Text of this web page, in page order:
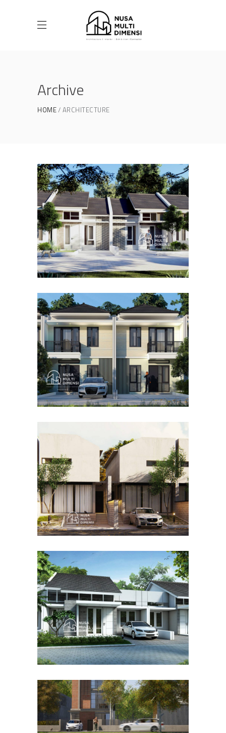
Archive
HOME ARCHITECTURE
Desain Cluster Premier 3 di
Cibinong Bogor
DESAIN RUMAH TERBAIK
Desain Cluster Premier 4 di
Cibinong Bogor
DESAIN RUMAH TERBAIK
Desain Concrete House di
Cinere Depok
DESAIN RUMAH TERBAIK
Desain Cluster Graha di
Karanggan Cibubur
DESAIN RUMAH TERBAIK
Desain Rumah Bapak Husain
di Bandung
DESAIN RUMAH TERBAIK